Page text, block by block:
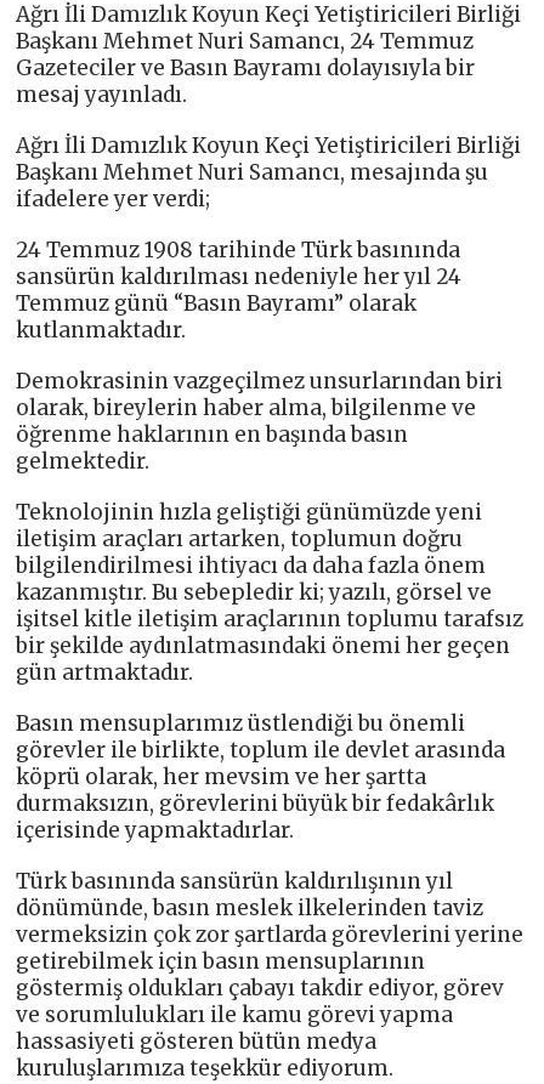
Ağrı İli Damızlık Koyun Keçi Yetiştiricileri Birliği
Başkanı Mehmet Nuri Samancı, 24 Temmuz
Gazeteciler ve Basın Bayramı dolayısıyla bir
mesaj yayınladı.
Ağrı İli Damızlık Koyun Keçi Yetiştiricileri Birliği
Başkanı Mehmet Nuri Samancı, mesajında şu
ifadelere yer verdi;
24 Temmuz 1908 tarihinde Türk basınında
sansürün kaldırılması nedeniyle her yıl 24
Temmuz günü “Basın Bayramı” olarak
kutlanmaktadır.
Demokrasinin vazgeçilmez unsurlarından biri
olarak, bireylerin haber alma, bilgilenme ve
öğrenme haklarının en başında basın
gelmektedir.
Teknolojinin hızla geliştiği günümüzde yeni
iletişim araçları artarken, toplumun doğru
bilgilendirilmesi ihtiyacı da daha fazla önem
kazanmıştır. Bu sebepledir ki; yazılı, görsel ve
işitsel kitle iletişim araçlarının toplumu tarafsız
bir şekilde aydınlatmasındaki önemi her geçen
gün artmaktadır.
Basın mensuplarımız üstlendiği bu önemli
görevler ile birlikte, toplum ile devlet arasında
köprü olarak, her mevsim ve her şartta
durmaksızın, görevlerini büyük bir fedakârlık
içerisinde yapmaktadırlar.
Türk basınında sansürün kaldırılışının yıl
dönümünde, basın meslek ilkelerinden taviz
vermeksizin çok zor şartlarda görevlerini yerine
getirebilmek için basın mensuplarının
göstermiş oldukları çabayı takdir ediyor, görev
ve sorumlulukları ile kamu görevi yapma
hassasiyeti gösteren bütün medya
kuruluşlarımıza teşekkür ediyorum.